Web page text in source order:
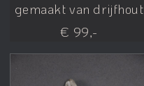
gemaakt van drijfhout
€ 99,-